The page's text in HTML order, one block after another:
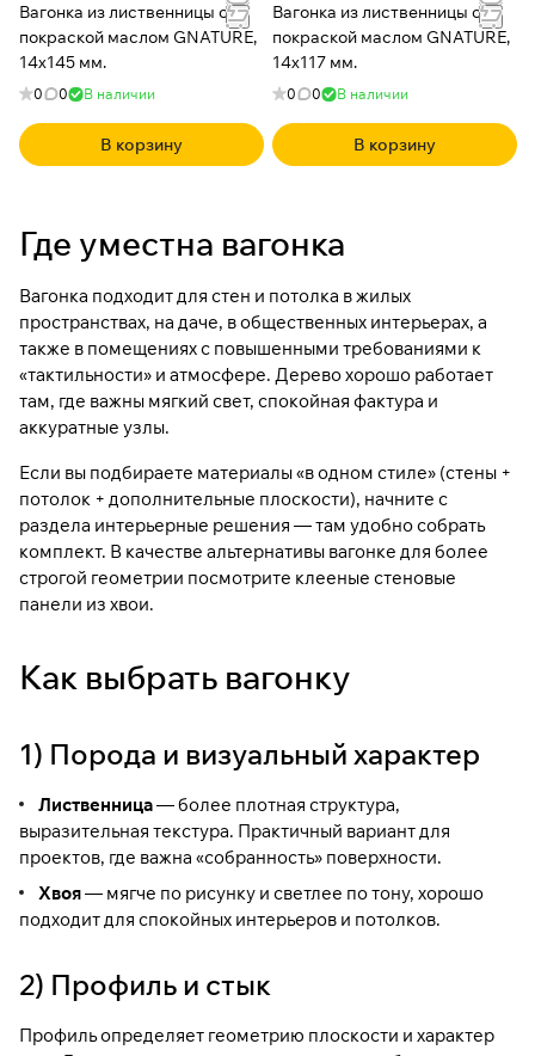
Вагонка из лиственницы с
покраской маслом GNATURE,
14x145 мм.
0 0 В наличии
В корзину
Вагонка из лиственницы с
покраской маслом GNATURE,
14x117 мм.
0 0 В наличии
В корзину
Где уместна вагонка
Вагонка подходит для стен и потолка в жилых
пространствах, на даче, в общественных интерьерах, а
также в помещениях с повышенными требованиями к
«тактильности» и атмосфере. Дерево хорошо работает
там, где важны мягкий свет, спокойная фактура и
аккуратные узлы.
Если вы подбираете материалы «в одном стиле» (стены +
потолок + дополнительные плоскости), начните с
раздела интерьерные решения — там удобно собрать
комплект. В качестве альтернативы вагонке для более
строгой геометрии посмотрите клееные стеновые
панели из хвои.
Как выбрать вагонку
1) Порода и визуальный характер
Лиственница— более плотная структура,
выразительная текстура. Практичный вариант для
проектов, где важна «собранность» поверхности.
Хвоя— мягче по рисунку и светлее по тону, хорошо
подходит для спокойных интерьеров и потолков.
2) Профиль и стык
Профиль определяет геометрию плоскости и характер